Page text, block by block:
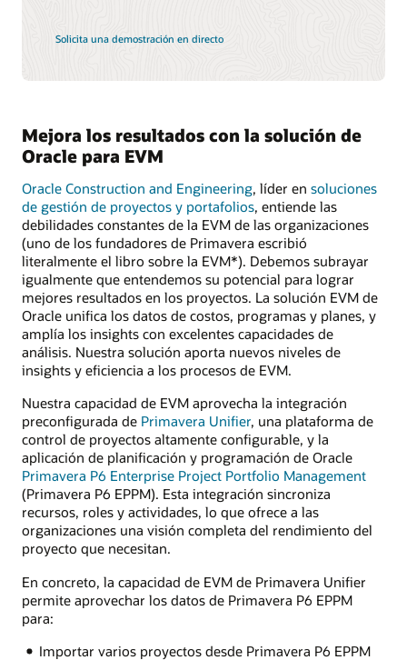
Solicita una demostración en directo
Mejora los resultados con la solución de
Oracle para EVM
Oracle Construction and Engineering, líder en soluciones
de gestión de proyectos y portafolios, entiende las
debilidades constantes de la EVM de las organizaciones
(uno de los fundadores de Primavera escribió
literalmente el libro sobre la EVM*). Debemos subrayar
igualmente que entendemos su potencial para lograr
mejores resultados en los proyectos. La solución EVM de
Oracle unifica los datos de costos, programas y planes, y
amplía los insights con excelentes capacidades de
análisis. Nuestra solución aporta nuevos niveles de
insights y eficiencia a los procesos de EVM.
Nuestra capacidad de EVM aprovecha la integración
preconfigurada de Primavera Unifier, una plataforma de
control de proyectos altamente configurable, y la
aplicación de planificación y programación de Oracle
Primavera P6 Enterprise Project Portfolio Management
(Primavera P6 EPPM). Esta integración sincroniza
recursos, roles y actividades, lo que ofrece a las
organizaciones una visión completa del rendimiento del
proyecto que necesitan.
En concreto, la capacidad de EVM de Primavera Unifier
permite aprovechar los datos de Primavera P6 EPPM
para:
Importar varios proyectos desde Primavera P6 EPPM